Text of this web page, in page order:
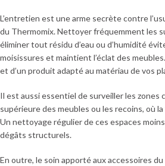
L’entretien est une arme secrète contre
du Thermomix. Nettoyer fréquemment les
éliminer tout résidu d’eau ou d’humidité
moisissures et maintient l’éclat des
et d’un produit adapté au matériau de vos
Il est aussi essentiel de surveiller les zones
supérieure des meubles ou les recoins, où
Un nettoyage régulier de ces espaces
dégâts structurels.
En outre, le soin apporté aux accessoires